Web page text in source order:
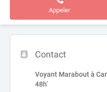
Appeler
Contact
Voyant Marabout à
48h’